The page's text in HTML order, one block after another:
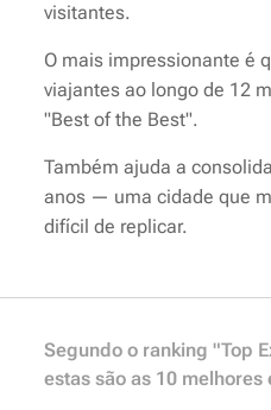
visitantes.
O mais impressionante é
viajantes ao longo de 12
"Best of the Best".
Também ajuda a
anos — uma cidade que
difícil de replicar.
Segundo o ranking "Top
estas são as 10